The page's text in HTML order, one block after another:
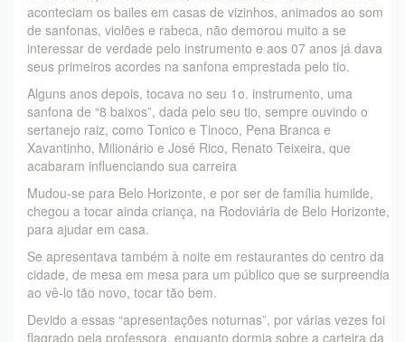
aconteciam os bailes em casas de vizinhos, animados ao som
de sanfonas, violões e rabeca, não demorou muito a se
interessar de verdade pelo instrumento e aos 07 anos já dava
seus primeiros acordes na sanfona emprestada pelo tio.
Alguns anos depois, tocava no seu 1o. instrumento, uma
sanfona de “8 baixos”, dada pelo seu tio, sempre ouvindo o
sertanejo raiz, como Tonico e Tinoco, Pena Branca e
Xavantinho, Milionário e José Rico, Renato Teixeira, que
acabaram influenciando sua carreira
Mudou-se para Belo Horizonte, e por ser de família humilde,
chegou a tocar ainda criança, na Rodoviária de Belo Horizonte,
para ajudar em casa.
Se apresentava também à noite em restaurantes do centro da
cidade, de mesa em mesa para um público que se surpreendia
ao vê-lo tão novo, tocar tão bem.
Devido a essas “apresentações noturnas”, por várias vezes foi
flagrado pela professora, enquanto dormia sobre a carteira da